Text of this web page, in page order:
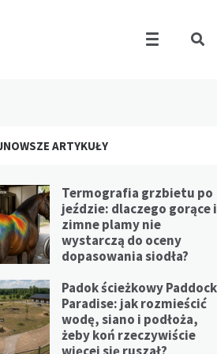
ARTYKUŁY
Termografia grzbietu po
jeździe: dlaczego gorące i
zimne plamy nie
wystarczą do oceny
dopasowania siodła?
Padok ścieżkowy Paddock
Paradise: jak rozmieścić
wodę, siano i podłoża,
żeby koń rzeczywiście